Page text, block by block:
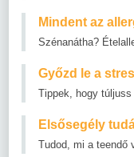
Mindent az
Szénanátha?
Győzd le a
Tippek, hogy
Elsősegély
Tudod, mi a teendő